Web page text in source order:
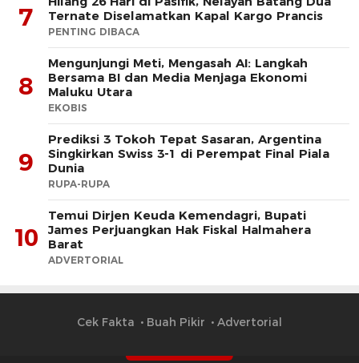
7
Ternate Diselamatkan Kapal Kargo Prancis
PENTING DIBACA
8
Mengunjungi Meti, Mengasah AI: Langkah
Bersama BI dan Media Menjaga Ekonomi
Maluku Utara
EKOBIS
9
Prediksi 3 Tokoh Tepat Sasaran, Argentina
Singkirkan Swiss 3-1 di Perempat Final Piala
Dunia
RUPA-RUPA
10
​Temui Dirjen Keuda Kemendagri, Bupati
James Perjuangkan Hak Fiskal Halmahera
Barat
ADVERTORIAL
Cek Fakta Buah Pikir Advertorial